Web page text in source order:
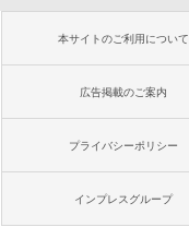
本サイトのご利用について
広告掲載のご案内
プライバシーポリシー
インプレスグループ